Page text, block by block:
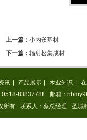
上一篇： 小内嵌基材
下一篇： 辐射松集成材
讯 | 产品展示 | 木业知识 |
0518-83837788
邮箱：
所有
联系人：蔡总经理 圣城